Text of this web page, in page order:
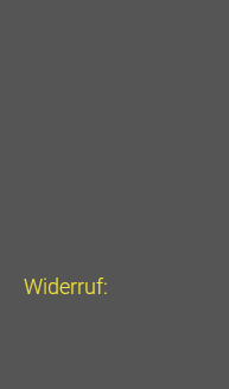
Widerruf: